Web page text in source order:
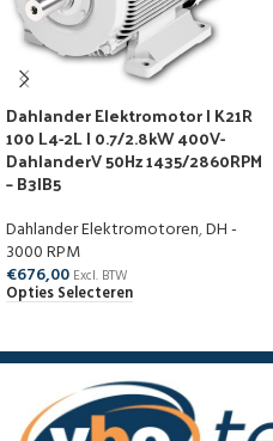
Dahlander Elektromotor | K21R
100 L4-2L | 0.7/2.8kW 400V-
DahlanderV 50Hz 1435/2860RPM
– B3|B5
Dahlander Elektromotoren,DH -
3000 RPM
€676,00 Excl. BTW
Opties Selecteren